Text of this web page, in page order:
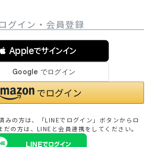
グイン・会員登録
 Appleでサインイン
みの方は、「LINEでログイン」ボタンからロ
だの方は、LINEと会員連携をしてください。